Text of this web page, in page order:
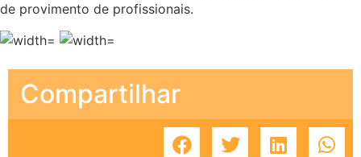
de provimento de profissionais.
Compartilhar